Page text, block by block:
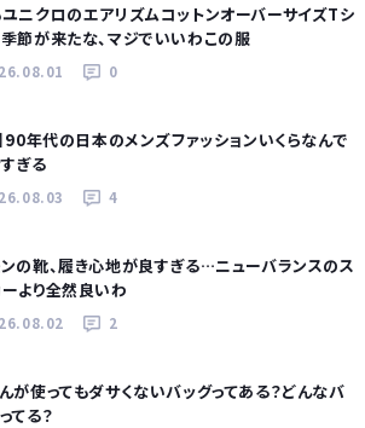
ニクロのエアリズムコットンオーバーサイズTシ
節が来たな、マジでいいわこの服
0
90年代の日本のメンズファッションいくらなんで
ぎる
4
の靴、履き心地が良すぎる…ニューバランスのス
より全然良いわ
2
が使ってもダサくないバッグってある？どんなバ
てる？